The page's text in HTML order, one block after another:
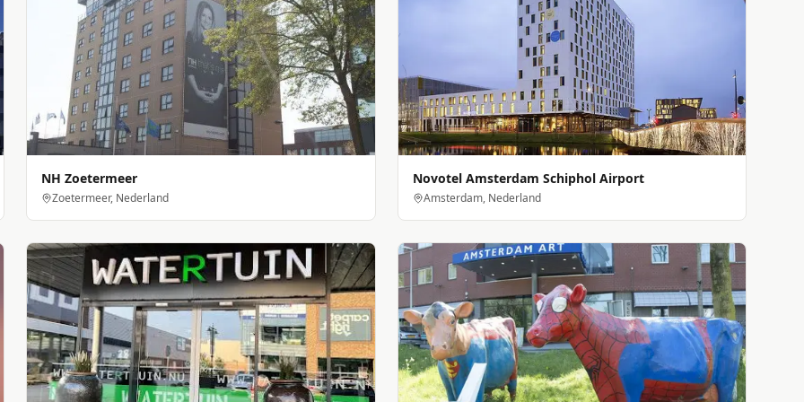
NH Zoetermeer
Zoetermeer, Nederland
Novotel Amsterdam Schiphol Airport
Amsterdam, Nederland